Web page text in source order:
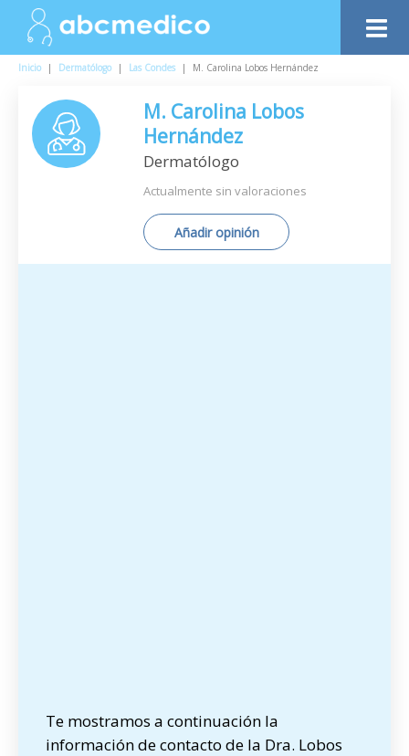
Inicio | Dermatólogo | Las Condes | M. Carolina Lobos Hernández
M. Carolina Lobos
Hernández
Dermatólogo
Actualmente sin valoraciones
Añadir opinión
Te mostramos a continuación la
información de contacto de la Dra. Lobos